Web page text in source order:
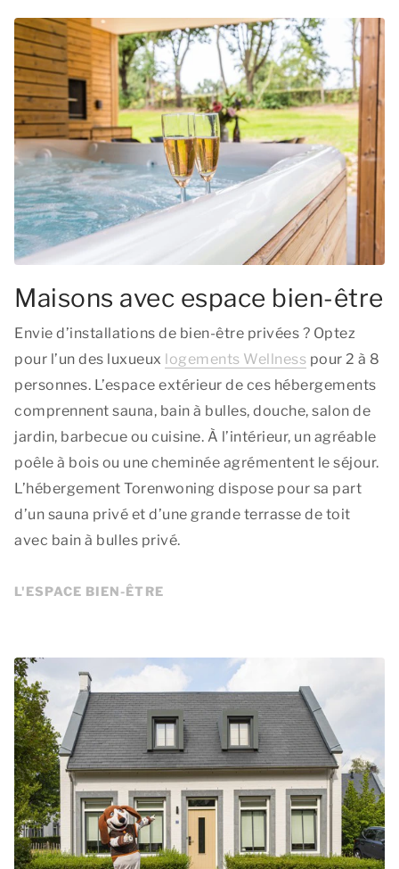
Maisons avec espace bien-être
Envie d’installations de bien-être privées ? Optez
pour l’un des luxueux logements Wellness pour 2 à 8
personnes. L’espace extérieur de ces hébergements
comprennent sauna, bain à bulles, douche, salon de
jardin, barbecue ou cuisine. À l’intérieur, un agréable
poêle à bois ou une cheminée agrémentent le séjour.
L’hébergement Torenwoning dispose pour sa part
d’un sauna privé et d’une grande terrasse de toit
avec bain à bulles privé.
L'ESPACE BIEN-ÊTRE